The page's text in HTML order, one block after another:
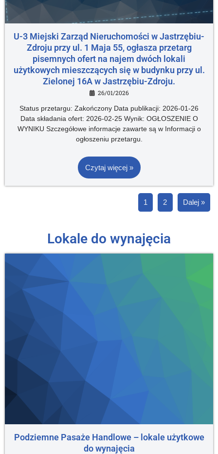
U-3 Miejski Zarząd Nieruchomości w Jastrzębiu-
Zdroju przy ul. 1 Maja 55, ogłasza przetarg
pisemnych ofert na najem dwóch lokali
użytkowych mieszczących się w budynku przy ul.
Zielonej 16A w Jastrzębiu-Zdroju.
26/01/2026
Status przetargu: Zakończony Data publikacji: 2026-01-26
Data składania ofert: 2026-02-25 Wynik: OGŁOSZENIE O
WYNIKU Szczegółowe informacje zawarte są w Informacji o
ogłoszeniu przetargu.
Czytaj więcej »
1 2 Dalej »
Lokale do wynajęcia
Podziemne Pasaże Handlowe – lokale użytkowe
do wynajęcia